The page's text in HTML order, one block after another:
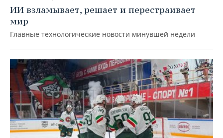
ИИ взламывает, решает и перестраивает
мир
Главные технологические новости минувшей недели